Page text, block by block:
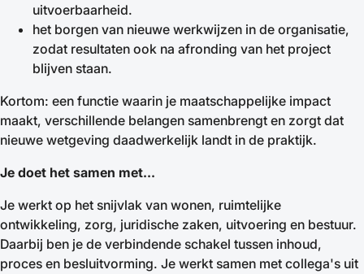
uitvoerbaarheid.
het borgen van nieuwe werkwijzen in de organisatie,
zodat resultaten ook na afronding van het project
blijven staan.
Kortom: een functie waarin je maatschappelijke impact
maakt, verschillende belangen samenbrengt en zorgt dat
nieuwe wetgeving daadwerkelijk landt in de praktijk.
Je doet het samen met...
Je werkt op het snijvlak van wonen, ruimtelijke
ontwikkeling, zorg, juridische zaken, uitvoering en bestuur.
Daarbij ben je de verbindende schakel tussen inhoud,
proces en besluitvorming. Je werkt samen met collega's uit